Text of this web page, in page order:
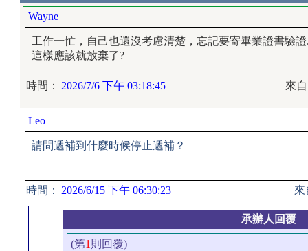
Wayne
工作一忙，自己也還沒考慮清楚，忘記要寄畢業證書驗證
這樣應該就放棄了?
時間： 2026/7/6 下午 03:18:45 來
Leo
請問遞補到什麼時候停止遞補？
時間： 2026/6/15 下午 06:30:23
承辦人回覆
(第1 則回覆)